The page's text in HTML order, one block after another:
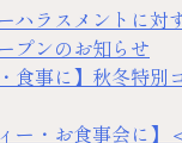
ハラスメントに対
プンのお知らせ
食事に】秋冬特別
ー・お食事会に】